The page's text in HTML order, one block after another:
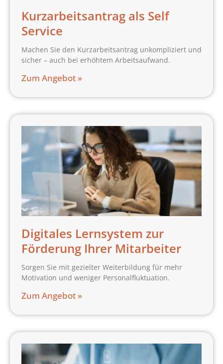
Kurzarbeitsantrag als Self
Service
Machen Sie den Kurzarbeitsantrag unkompliziert und
sicher – auch bei erhöhtem Arbeitsaufwand.
Zum Angebot »
Digitales Lernsystem zur
Förderung Ihrer Mitarbeiter
Sorgen Sie mit gezielter Weiterbildung für mehr
Motivation und weniger Personalfluktuation.
Zum Angebot »